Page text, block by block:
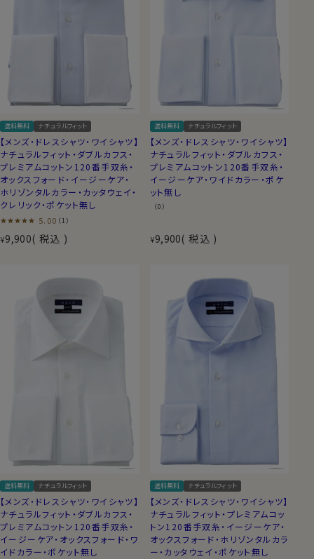
送料無料 ナチュラルフィット
【メンズ・ドレスシャツ・ワイシャツ】
ナチュラルフィット・ダブルカフス・
プレミアムコットン120番手双糸・
オックスフォード・イージーケア・
ホリゾンタルカラー・カッタウェイ・
クレリック・ポケット無し
5.00 （1）
¥9,900 税込
送料無料 ナチュラルフィット
【メンズ・ドレスシャツ・ワイシャツ】
ナチュラルフィット・ダブルカフス・
プレミアムコットン120番手双糸・
イージーケア・ワイドカラー・ポケ
ット無し
（0）
¥9,900 税込
送料無料 ナチュラルフィット
【メンズ・ドレスシャツ・ワイシャツ】
ナチュラルフィット・ダブルカフス・
プレミアムコットン120番手双糸・
イージーケア・オックスフォード・ワ
イドカラー・ポケット無し
送料無料 ナチュラルフィット
【メンズ・ドレスシャツ・ワイシャツ】
ナチュラルフィット・プレミアムコッ
トン120番手双糸・イージーケア・
オックスフォード・ホリゾンタルカラ
ー・カッタウェイ・ポケット無し